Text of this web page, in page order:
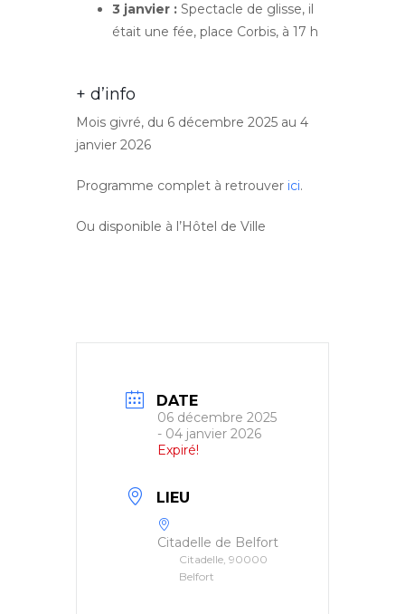
3 janvier : Spectacle de glisse, il
était une fée, place Corbis, à 17 h
+ d’info
Mois givré, du 6 décembre 2025 au 4
janvier 2026
Programme complet à retrouver ici.
Ou disponible à l’Hôtel de Ville
DATE
06 décembre 2025
- 04 janvier 2026
Expiré!
LIEU
Citadelle de Belfort
Citadelle, 90000
Belfort